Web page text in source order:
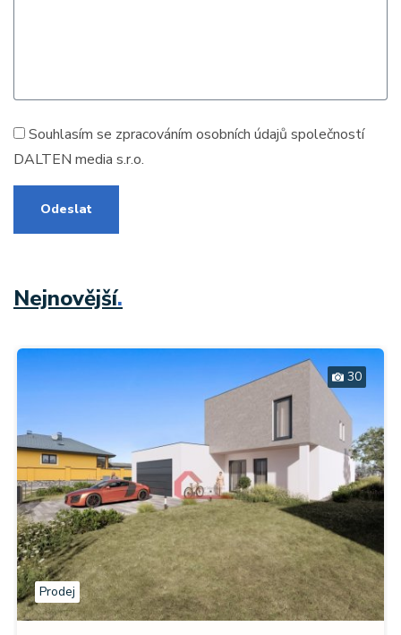
Souhlasím se zpracováním osobních údajů společností
DALTEN media s.r.o.
Odeslat
Nejnovější.
30
Prodej